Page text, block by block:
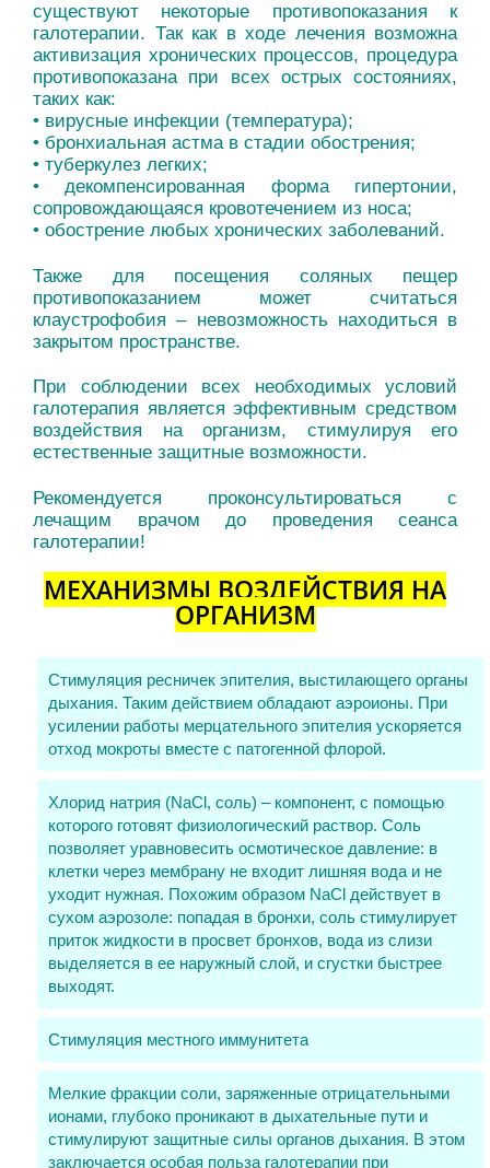
существуют некоторые противопоказания к
галотерапии. Так как в ходе лечения возможна
активизация хронических процессов, процедура
противопоказана при всех острых состояниях,
таких как:
• вирусные инфекции (температура);
• бронхиальная астма в стадии обострения;
• туберкулез легких;
• декомпенсированная форма гипертонии,
сопровождающаяся кровотечением из носа;
• обострение любых хронических заболеваний.
Также для посещения соляных пещер
противопоказанием может считаться
клаустрофобия – невозможность находиться в
закрытом пространстве.
При соблюдении всех необходимых условий
галотерапия является эффективным средством
воздействия на организм, стимулируя его
естественные защитные возможности.
Рекомендуется проконсультироваться с
лечащим врачом до проведения сеанса
галотерапии!
МЕХАНИЗМЫ ВОЗДЕЙСТВИЯ НА
ОРГАНИЗМ
Стимуляция ресничек эпителия, выстилающего органы
дыхания. Таким действием обладают аэроионы. При
усилении работы мерцательного эпителия ускоряется
отход мокроты вместе с патогенной флорой.
Хлорид натрия (NaCl, соль) – компонент, с помощью
которого готовят физиологический раствор. Соль
позволяет уравновесить осмотическое давление: в
клетки через мембрану не входит лишняя вода и не
уходит нужная. Похожим образом NaCl действует в
сухом аэрозоле: попадая в бронхи, соль стимулирует
приток жидкости в просвет бронхов, вода из слизи
выделяется в ее наружный слой, и сгустки быстрее
выходят.
Стимуляция местного иммунитета
Мелкие фракции соли, заряженные отрицательными
ионами, глубоко проникают в дыхательные пути и
стимулируют защитные силы органов дыхания. В этом
заключается особая польза галотерапии при